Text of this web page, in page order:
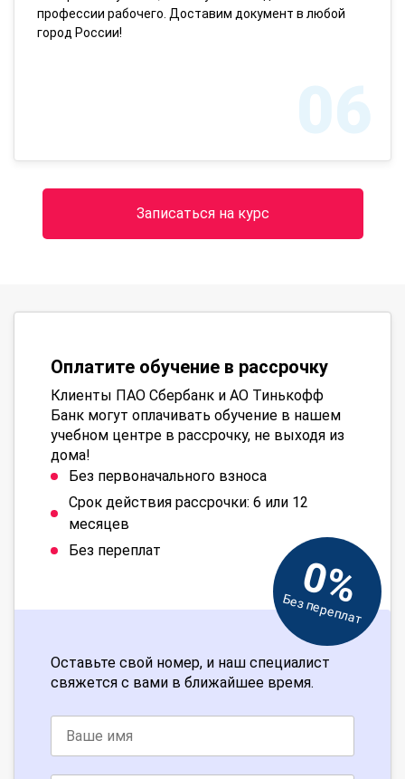
профессии рабочего. Доставим документ в любой
город России!
06
Записаться на курс
Оплатите обучение в рассрочку
Клиенты ПАО Сбербанк и АО Тинькофф
Банк могут оплачивать обучение в нашем
учебном центре в рассрочку, не выходя из
дома!
Без первоначального взноса
Срок действия рассрочки: 6 или 12
месяцев
Без переплат
0%
Без переплат
Оставьте свой номер, и наш специалист
свяжется с вами в ближайшее время.